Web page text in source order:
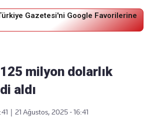
Gazetesi'ni Google Favorilerine
milyon dolarlık
aldı
21 Ağustos, 2025 - 16:41